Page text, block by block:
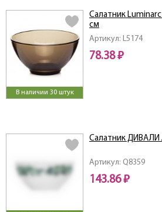
В наличии 30 штук
Артикул: L5174
Салатник
см
78.38 ₽
Артикул: Q8359
Салатник
143.86 ₽